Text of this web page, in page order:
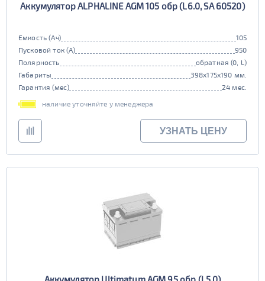
Аккумулятор ALPHALINE AGM 105 обр (L6.0, SA 60520)
Емкость (Ач)
105
Пусковой ток (А)
950
Полярность
обратная (0, L)
Габариты
398x175x190 мм.
Гарантия (мес)
24 мес.
наличие уточняйте у менеджера
УЗНАТЬ ЦЕНУ